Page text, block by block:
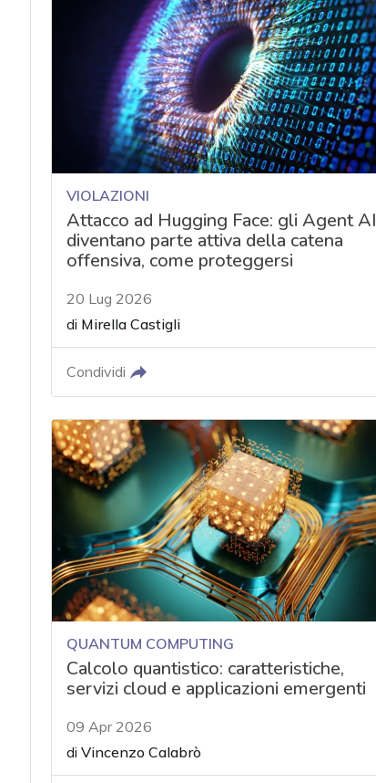
VIOLAZIONI
Attacco ad Hugging Face: gli Agent AI
diventano parte attiva della catena
offensiva, come proteggersi
20 Lug 2026
di Mirella Castigli
Condividi
QUANTUM COMPUTING
Calcolo quantistico: caratteristiche,
servizi cloud e applicazioni emergenti
09 Apr 2026
di Vincenzo Calabrò